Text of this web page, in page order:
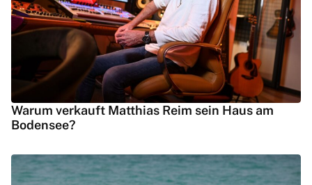
Warum verkauft Matthias Reim sein Haus am
Bodensee?